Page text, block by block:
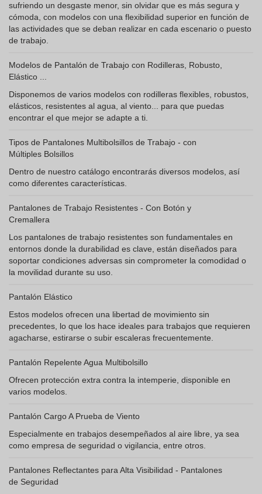
sufriendo un desgaste menor, sin olvidar que es más segura y
cómoda, con modelos con una flexibilidad superior en función de
las actividades que se deban realizar en cada escenario o puesto
de trabajo.
Modelos de Pantalón de Trabajo con Rodilleras, Robusto,
Elástico ...
Disponemos de varios modelos con rodilleras flexibles, robustos,
elásticos, resistentes al agua, al viento... para que puedas
encontrar el que mejor se adapte a ti.
Tipos de Pantalones Multibolsillos de Trabajo - con
Múltiples Bolsillos
Dentro de nuestro catálogo encontrarás diversos modelos, así
como diferentes características.
Pantalones de Trabajo Resistentes - Con Botón y
Cremallera
Los pantalones de trabajo resistentes son fundamentales en
entornos donde la durabilidad es clave, están diseñados para
soportar condiciones adversas sin comprometer la comodidad o
la movilidad durante su uso.
Pantalón Elástico
Estos modelos ofrecen una libertad de movimiento sin
precedentes, lo que los hace ideales para trabajos que requieren
agacharse, estirarse o subir escaleras frecuentemente.
Pantalón Repelente Agua Multibolsillo
Ofrecen protección extra contra la intemperie, disponible en
varios modelos.
Pantalón Cargo A Prueba de Viento
Especialmente en trabajos desempeñados al aire libre, ya sea
como empresa de seguridad o vigilancia, entre otros.
Pantalones Reflectantes para Alta Visibilidad - Pantalones
de Seguridad